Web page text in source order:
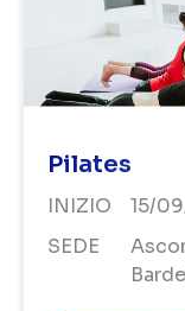
Pilates
INIZIO
15/
SEDE